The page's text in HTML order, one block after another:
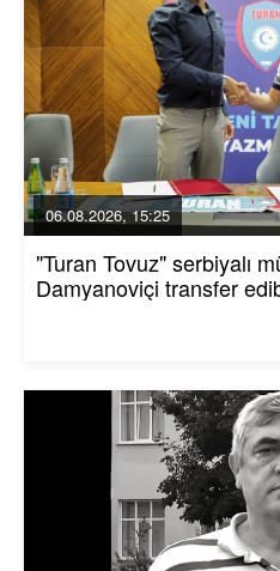
06.08.2026, 15:25
"Turan Tovuz" serbiyalı
Damyanoviçi transfer